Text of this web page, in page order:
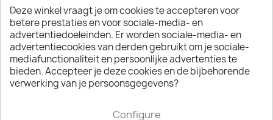
€5.17
Tax excluded
Power Cable Schuko to C7 grey 2.5m
On request
The minimum purchase order quantity for the product is
Deze winkel vraagt je om cookies te accepteren voor
betere prestaties en voor sociale-media- en
advertentiedoeleinden. Er worden sociale-media- en
advertentiecookies van derden gebruikt om je sociale-
mediafunctionaliteit en persoonlijke advertenties te
bieden. Accepteer je deze cookies en de bijbehorende
verwerking van je persoonsgegevens?
Configure